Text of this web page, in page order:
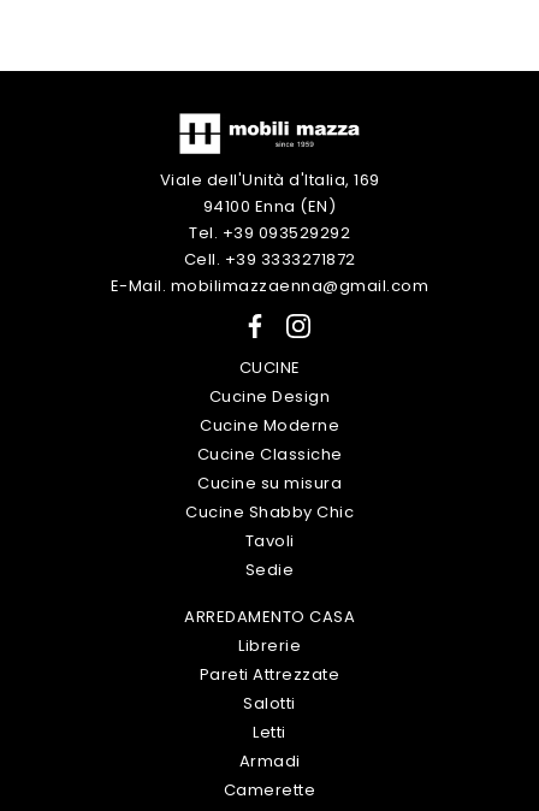
Viale dell'Unità d'Italia, 169
94100 Enna (EN)
Tel. +39 093529292
Cell. +39 3333271872
E-Mail. mobilimazzaenna@gmail.com
CUCINE
Cucine Design
Cucine Moderne
Cucine Classiche
Cucine su misura
Cucine Shabby Chic
Tavoli
Sedie
ARREDAMENTO CASA
Librerie
Pareti Attrezzate
Salotti
Letti
Armadi
Camerette